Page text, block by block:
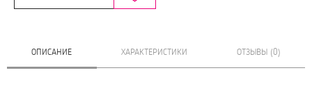
ОПИСАНИЕ ХАРАКТЕРИСТИКИ ОТЗЫВЫ (0)